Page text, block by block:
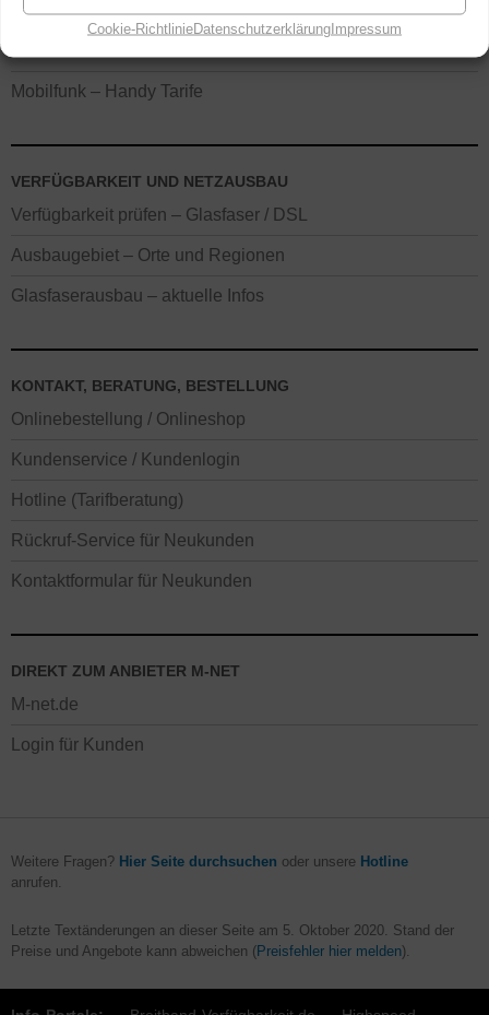
Cookie-RichtlinieDatenschutzerklärungImpressum
Geschäftskunden Tarife
Mobilfunk – Handy Tarife
VERFÜGBARKEIT UND NETZAUSBAU
Verfügbarkeit prüfen – Glasfaser / DSL
Ausbaugebiet – Orte und Regionen
Glasfaserausbau – aktuelle Infos
KONTAKT, BERATUNG, BESTELLUNG
Onlinebestellung / Onlineshop
Kundenservice / Kundenlogin
Hotline (Tarifberatung)
Rückruf-Service für Neukunden
Kontaktformular für Neukunden
DIREKT ZUM ANBIETER M-NET
M-net.de
Login für Kunden
Weitere Fragen? Hier Seite durchsuchen oder unsere Hotline
anrufen.
Letzte Textänderungen an dieser Seite am 5. Oktober 2020. Stand der
Preise und Angebote kann abweichen (Preisfehler hier melden).